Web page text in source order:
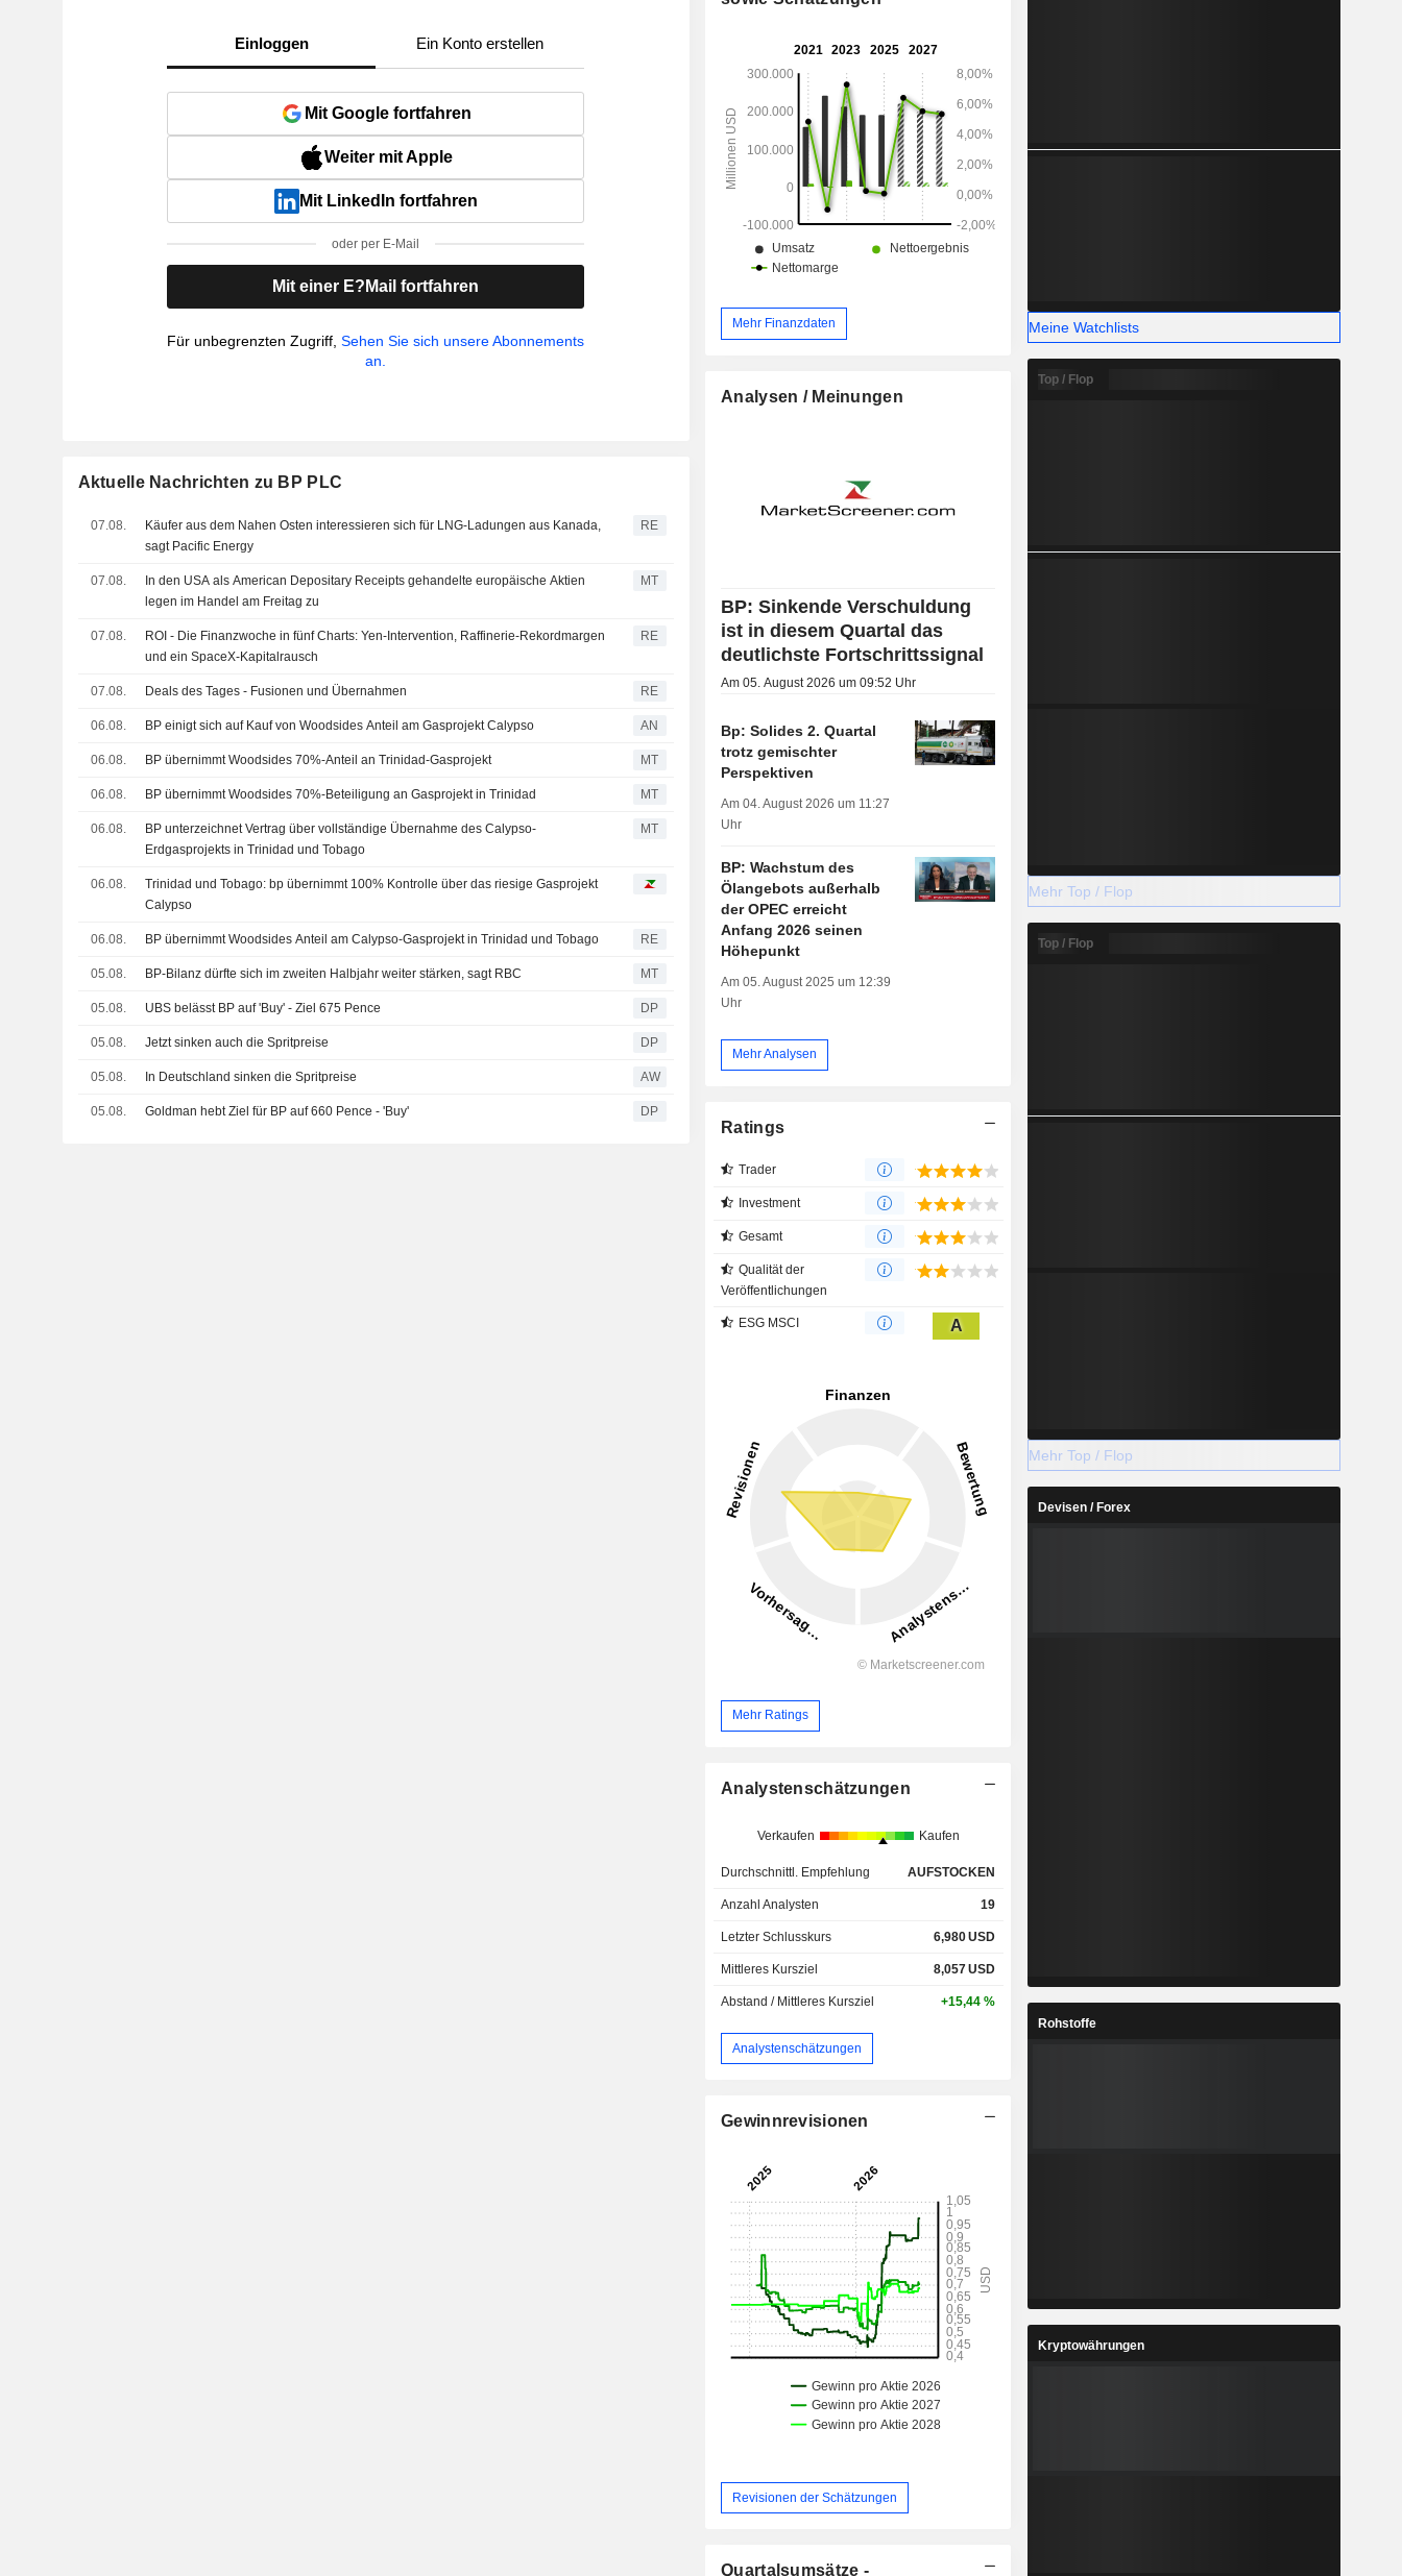
Einloggen Ein Konto erstellen
Mit Google fortfahren
Weiter mit Apple
Mit LinkedIn fortfahren
oder per E-Mail
Mit einer E?Mail fortfahren
Für unbegrenzten Zugriff,Sehen Sie sich unsere Abonnements
an.
Aktuelle Nachrichten zu BP PLC
07.08.
Käufer aus dem Nahen Osten interessieren sich für LNG-Ladungen aus Kanada,
sagt Pacific Energy
RE
07.08.
In den USA als American Depositary Receipts gehandelte europäische Aktien
legen im Handel am Freitag zu
MT
07.08.
ROI - Die Finanzwoche in fünf Charts: Yen-Intervention, Raffinerie-Rekordmargen
und ein SpaceX-Kapitalrausch
RE
07.08. Deals des Tages - Fusionen und Übernahmen RE
06.08. BP einigt sich auf Kauf von Woodsides Anteil am Gasprojekt Calypso AN
06.08. BP übernimmt Woodsides 70%-Anteil an Trinidad-Gasprojekt MT
06.08. BP übernimmt Woodsides 70%-Beteiligung an Gasprojekt in Trinidad MT
06.08.
BP unterzeichnet Vertrag über vollständige Übernahme des Calypso-
Erdgasprojekts in Trinidad und Tobago
MT
06.08.
Trinidad und Tobago: bp übernimmt 100% Kontrolle über das riesige Gasprojekt
Calypso
06.08. BP übernimmt Woodsides Anteil am Calypso-Gasprojekt in Trinidad und Tobago RE
05.08. BP-Bilanz dürfte sich im zweiten Halbjahr weiter stärken, sagt RBC MT
05.08. UBS belässt BP auf 'Buy' - Ziel 675 Pence DP
05.08. Jetzt sinken auch die Spritpreise DP
05.08. In Deutschland sinken die Spritpreise AW
05.08. Goldman hebt Ziel für BP auf 660 Pence - 'Buy' DP
Mehr Finanzdaten
Analysen / Meinungen
BP: Sinkende Verschuldung
ist in diesem Quartal das
deutlichste Fortschrittssignal
Am 05. August 2026 um 09:52 Uhr
Bp: Solides 2. Quartal
trotz gemischter
Perspektiven
Am 04. August 2026 um 11:27
Uhr
BP: Wachstum des
Ölangebots außerhalb
der OPEC erreicht
Anfang 2026 seinen
Höhepunkt
Am 05. August 2025 um 12:39
Uhr
Mehr Analysen
Ratings
Trader
Investment
Gesamt
Qualität der
Veröffentlichungen
ESG MSCI A
Mehr Ratings
Analystenschätzungen
Verkaufen Kaufen
Durchschnittl. Empfehlung AUFSTOCKEN
Anzahl Analysten 19
Letzter Schlusskurs 6,980USD
Mittleres Kursziel 8,057USD
Abstand / Mittleres Kursziel +15,44 %
Analystenschätzungen
Gewinnrevisionen
Revisionen der Schätzungen
Quartalsumsätze -
Meine Watchlists
Top / Flop
Mehr Top / Flop
Top / Flop
Mehr Top / Flop
Devisen / Forex
Rohstoffe
Kryptowährungen